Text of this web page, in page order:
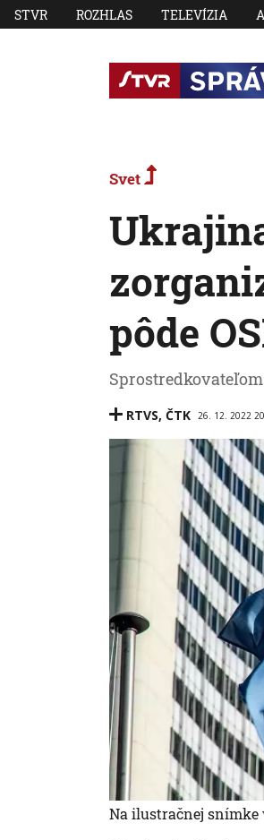
STVR ROZHLAS TELEVÍZIA
Svet
pôde
RTVS, ČTK 26. 12. 2022
Na ilustračnej snímke